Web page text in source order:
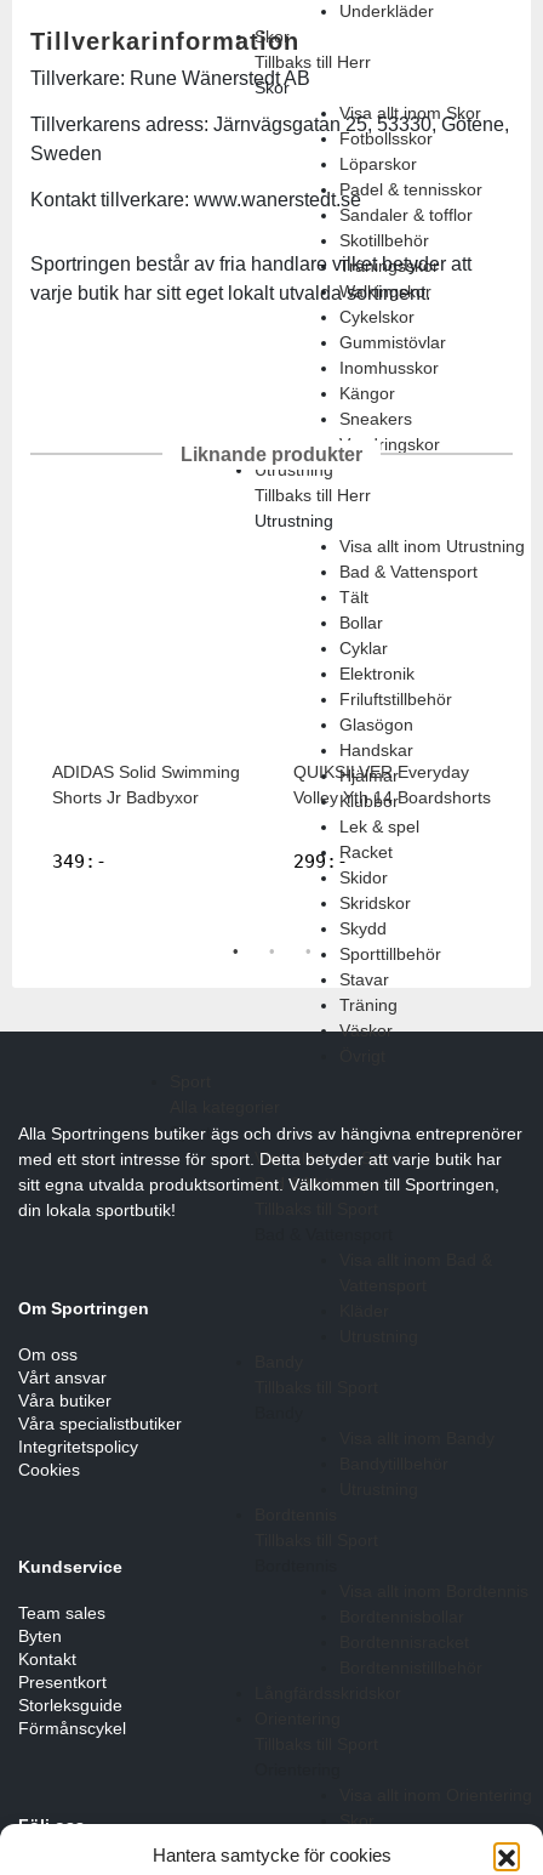
Hantera samtycke för cookies
Underkläder
Skor
Tillbaks till Herr
Skor
Visa allt inom Skor
Fotbollsskor
Löparskor
Padel & tennisskor
Sandaler & tofflor
Skotillbehör
Träningsskor
Walkingskor
Cykelskor
Gummistövlar
Inomhusskor
Kängor
Sneakers
Vandringskor
Utrustning
Tillbaks till Herr
Utrustning
Visa allt inom Utrustning
Bad & Vattensport
Tält
Bollar
Cyklar
Elektronik
Friluftstillbehör
Glasögon
Handskar
Hjälmar
Klubbor
Lek & spel
Racket
Skidor
Skridskor
Skydd
Sporttillbehör
Stavar
Träning
Väskor
Sport
Visa allt inom Sport
Bad & Vattensport
Skor
Simning
Tillverkarinformation
Tillverkare: Rune Wänerstedt AB
Tillverkarens adress: Järnvägsgatan 25, 53330, Götene,
Sweden
Kontakt tillverkare: www.wanerstedt.se
Sportringen består av fria handlare vilket betyder att
varje butik har sitt eget lokalt utvalda sortiment.
Liknande produkter
ADIDAS Solid Swimming
Shorts Jr Badbyxor
349 :-
QUIKSILVER Everyday
Volley Yth 14 Boardshorts
299:-
Alla Sportringens butiker ägs och drivs av hängivna entreprenörer
med ett stort intresse för sport. Detta betyder att varje butik har
sitt egna utvalda produktsortiment. Välkommen till Sportringen,
din lokala sportbutik!
Om Sportringen
Om oss
Vårt ansvar
Våra butiker
Våra specialistbutiker
Integritetspolicy
Cookies
Kundservice
Team sales
Byten
Kontakt
Presentkort
Storleksguide
Förmånscykel
Följ oss